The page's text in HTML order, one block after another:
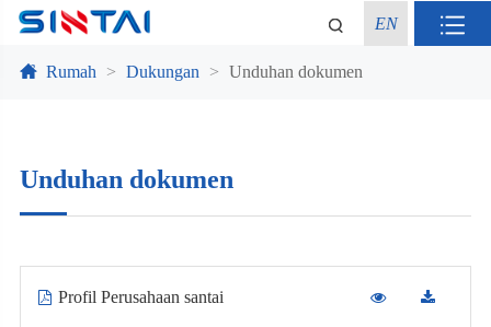
EN
Rumah Dukungan Unduhan dokumen
Unduhan dokumen
Profil Perusahaan santai